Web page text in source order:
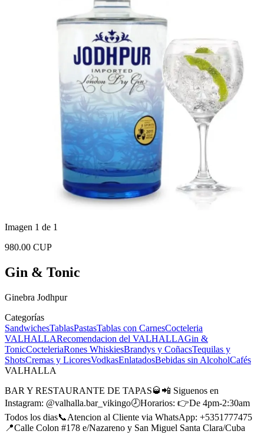
Imagen 1 de 1
980.00 CUP
Gin & Tonic
Ginebra Jodhpur
Categorías
SandwichesTablasPastasTablas con CarnesCocteleria
VALHALLARecomendacion del VALHALLAGin &
TonicCocteleriaRones WhiskiesBrandys y CoñacsTequilas y
ShotsCremas y LicoresVodkasEnlatadosBebidas sin AlcoholCafés
VALHALLA
BAR Y RESTAURANTE DE TAPAS🥃📲 Siguenos en
Instagram: @valhalla.bar_vikingo🕗Horarios: 👉De 4pm-2:30am
Todos los dias📞Atencion al Cliente via WhatsApp: +5351777475
📍Calle Colon #178 e/Nazareno y San Miguel Santa Clara/Cuba